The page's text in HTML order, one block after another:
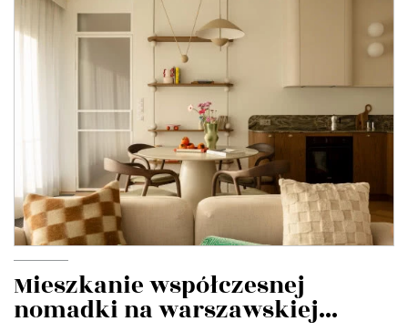
Mieszkanie współczesnej
nomadki na warszawskiej...